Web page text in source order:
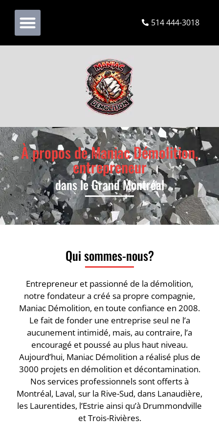
514 444-3018
À propos de Maniac Démolition,
entrepreneur
dans le Grand Montréal
Qui sommes-nous?
Entrepreneur et passionné de la démolition,
notre fondateur a créé sa propre compagnie,
Maniac Démolition, en toute confiance en 2008.
Le fait de fonder une entreprise seul ne l’a
aucunement intimidé, mais, au contraire, l’a
encouragé et poussé au plus haut niveau.
Aujourd’hui, Maniac Démolition a réalisé plus de
3000 projets en démolition et décontamination.
Nos services professionnels sont offerts à
Montréal, Laval, sur la Rive-Sud, dans Lanaudière,
les Laurentides, l’Estrie ainsi qu’à Drummondville
et Trois-Rivières.